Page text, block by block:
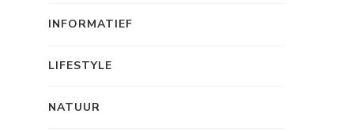
INFORMATIEF
LIFESTYLE
NATUUR